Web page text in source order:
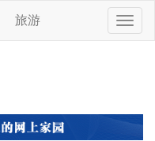
Toggle
旅游